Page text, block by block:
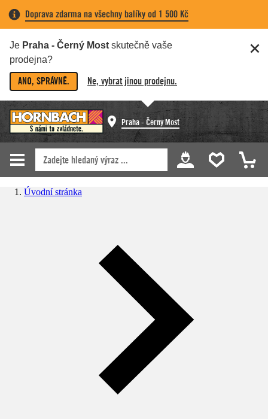
Doprava zdarma na všechny balíky od 1 500 Kč
Je Praha - Černý Most skutečně vaše
prodejna?
ANO, SPRÁVNĚ. Ne, vybrat jinou prodejnu.
Praha - Černý Most
Úvodní stránka